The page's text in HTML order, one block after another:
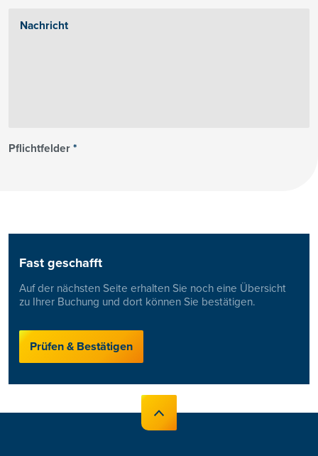
Pflichtfelder*
Fast geschafft
Auf der nächsten Seite erhalten Sie noch eine Übersicht
zu Ihrer Buchung und dort können Sie bestätigen.
Prüfen & Bestätigen